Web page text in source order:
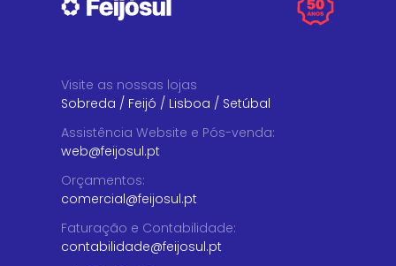
Visite as nossas lojas
Sobreda / Feijó / Lisboa / Setúbal
Assistência Website e Pós-venda:
web@feijosul.pt
Orçamentos:
comercial@feijosul.pt
Faturação e Contabilidade:
contabilidade@feijosul.pt